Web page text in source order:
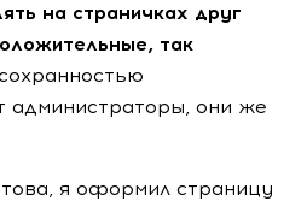
на страничках друг
так
администраторы, они же
я оформил страницу